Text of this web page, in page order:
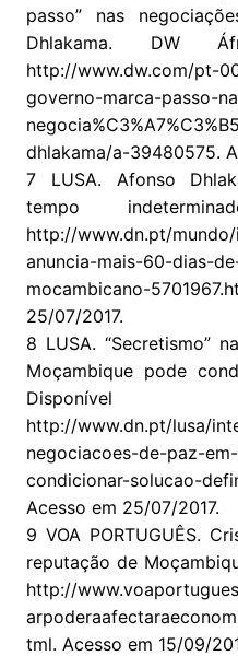
passo” nas
Dhlakama. DW
http://www.dw.com/pt-
governo-marca-passo-
dhlakama/a-39480575.
7 LUSA. Afonso
tempo
http://www.dn.pt/
anuncia-mais-60-dias-
mocambicano-
25/07/2017.
8 LUSA. “Secretismo”
Moçambique pode
http://www.dn.pt/lusa/
negociacoes-de-paz-
condicionar-solucao-
Acesso em 25/07/2017.
9 VOA PORTUGUÊS.
reputação de
http://
tml. Acesso em 15/09/